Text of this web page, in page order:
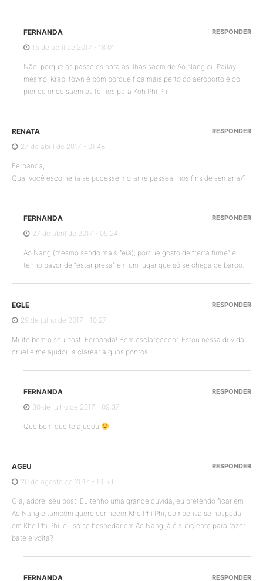
FERNANDA
15 de abril de 2017 - 18:01
Não, porque os passeios para as ilhas saem de Ao Nang ou Railay
mesmo. Krabi town é bom porque fica mais perto do aeroporto e do
pier de onde saem os ferries para Koh Phi Phi.
RESPONDER
RENATA
27 de abril de 2017 - 01:48
Fernanda,
Qual você escolheria se pudesse morar (e passear nos fins de semana)?
RESPONDER
FERNANDA
27 de abril de 2017 - 09:24
Ao Nang (mesmo sendo mais feia), porque gosto de “terra firme” e
tenho pavor de “estar presa” em um lugar que só se chega de barco.
RESPONDER
EGLE
29 de julho de 2017 - 10:27
Muito bom o seu post, Fernanda! Bem esclarecedor. Estou nessa duvida
cruel e me ajudou a clarear alguns pontos.
RESPONDER
FERNANDA
30 de julho de 2017 - 09:37
Que bom que te ajudou
RESPONDER
AGEU
20 de agosto de 2017 - 16:59
Olá, adorei seu post. Eu tenho uma grande duvida, eu pretendo ficar em
Ao Nang e também quero conhecer Kho Phi Phi, compensa se hospedar
em Kho Phi Phi, ou só se hospedar em Ao Nang já é suficiente para fazer
bate e volta?
RESPONDER
FERNANDA RESPONDER